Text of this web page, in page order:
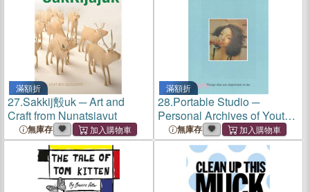
滿額折
27.Sakkij毄uk ─ Art and
Craft from Nunatsiavut
無庫存
滿額折
28.Portable Studio ─
Personal Archives of Youth
Culture - Birmingham, Uk
無庫存